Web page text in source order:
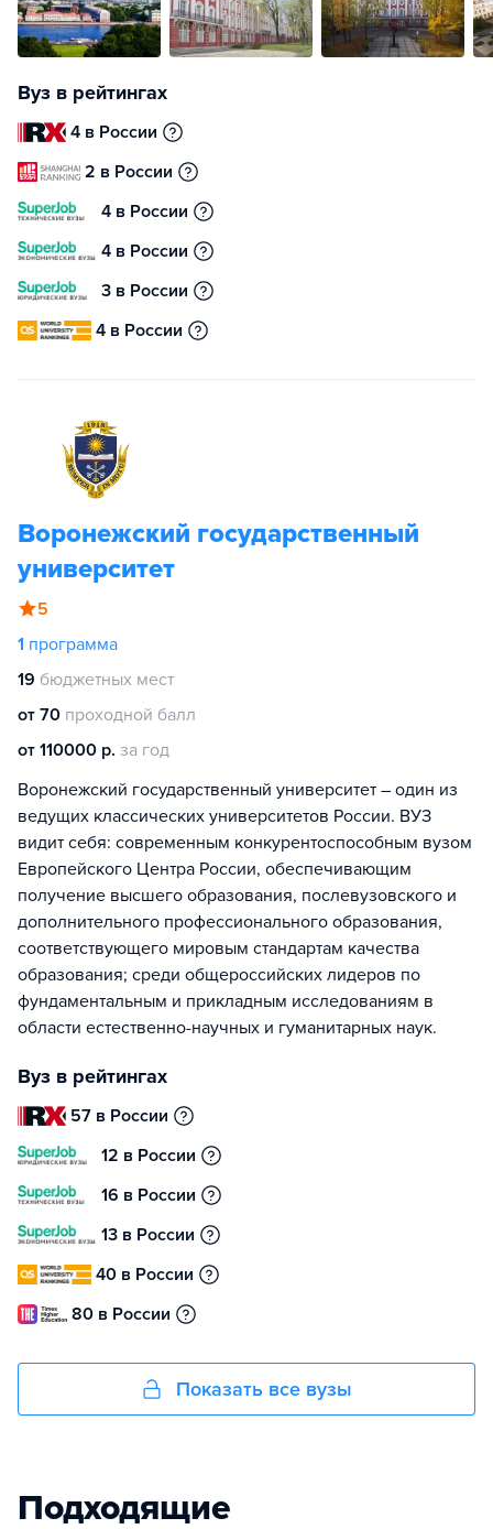
Вуз в рейтингах
4 в России
2 в России
4 в России
4 в России
3 в России
4 в России
Воронежский государственный
университет
5
1 программа
19 бюджетных мест
от 70 проходной балл
от 110000 р. за год
Воронежский государственный университет – один из
ведущих классических университетов России. ВУЗ
видит себя: современным конкурентоспособным вузом
Европейского Центра России, обеспечивающим
получение высшего образования, послевузовского и
дополнительного профессионального образования,
соответствующего мировым стандартам качества
образования; среди общероссийских лидеров по
фундаментальным и прикладным исследованиям в
области естественно-научных и гуманитарных наук.
Вуз в рейтингах
57 в России
12 в России
16 в России
13 в России
40 в России
80 в России
Показать все вузы
Подходящие